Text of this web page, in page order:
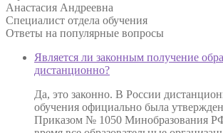
Анастасия Андреевна
Специалист отдела обучения
Ответы на популярные вопросы
Является ли законным получение
дистанционно?
Да, это законно. В России
обучения официально была
Приказом № 1050 Минобразования